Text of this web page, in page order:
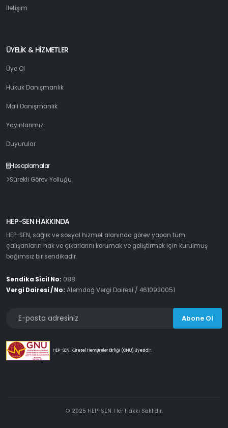
İletişim
ÜYELİK & HİZMETLER
Üye Ol
Hukuk Danışmanlık
Mali Danışmanlık
Yayınlarımız
Duyurular
Hesaplamalar
Sürekli Görev Yolluğu
HEP-SEN HAKKINDA
HEP-SEN, sağlık ve sosyal hizmet alanında görev yapan tüm
çalışanların hak ve çıkarlarını korumak ve geliştirmek için kurulmuş
bağımsız bir sendikadır.
Sendika Sicil No: 088
Vergi Dairesi / No: Alemdağ Vergi Dairesi / 4610930051
Abone Ol
HEP-SEN, Küresel Hemşireler Birliği (GNU) üyesidir.
© 2025 HEP-SEN. Her Hakkı Saklıdır.